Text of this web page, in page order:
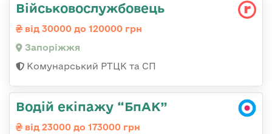
Військовослужбовець
від 30000 до 120000 грн
Запоріжжя
Комунарський РТЦК та СП
Водій екіпажу “БпАК”
від 23000 до 173000 грн